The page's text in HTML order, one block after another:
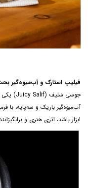
فیلیپ استارک و آب‌میوه‌گیر
جوسی سَلیف (Juicy Salif) یکی
آب‌میوه‌گیر باریک و سه‌پایه، با
ابزار باشد، اثری هنری و